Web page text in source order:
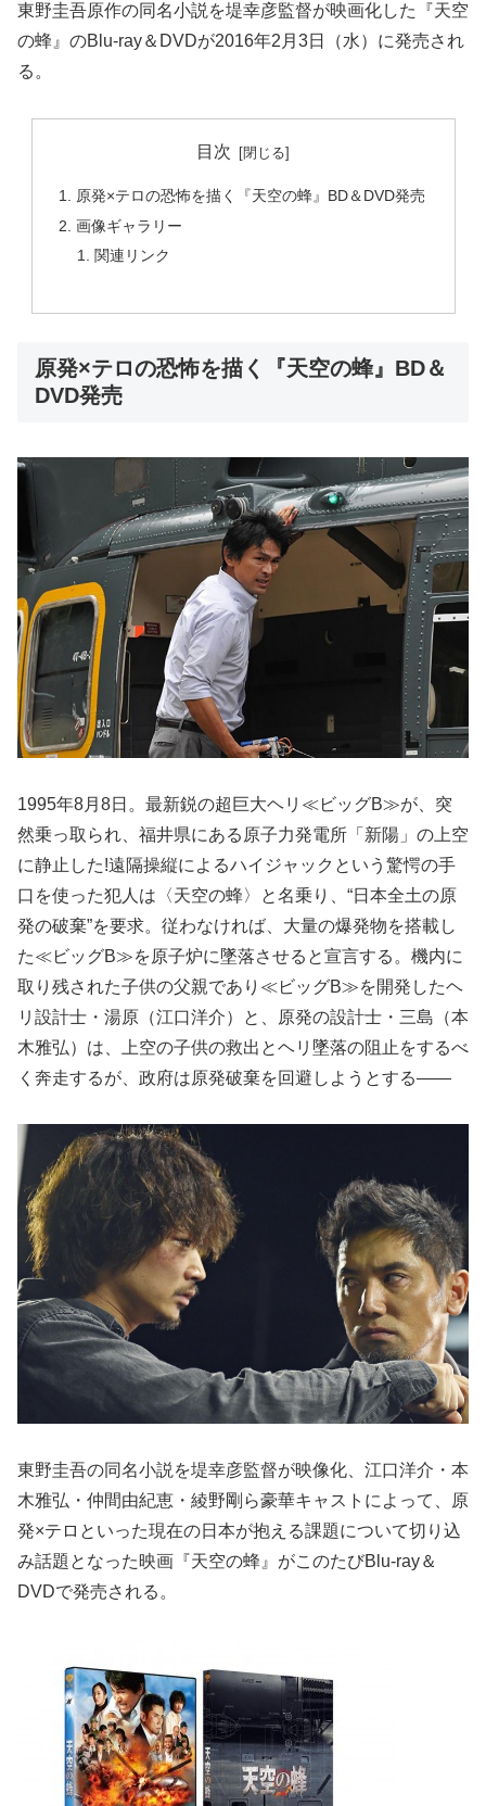
東野圭吾原作の同名小説を堤幸彦監督が映画化した『天空
の蜂』のBlu-ray＆DVDが2016年2月3日（水）に発売され
る。
目次
原発×テロの恐怖を描く『天空の蜂』BD＆DVD発売
画像ギャラリー
関連リンク
原発×テロの恐怖を描く『天空の蜂』BD＆
DVD発売
1995年8月8日。最新鋭の超巨大ヘリ≪ビッグB≫が、突
然乗っ取られ、福井県にある原子力発電所「新陽」の上空
に静止した!遠隔操縦によるハイジャックという驚愕の手
口を使った犯人は〈天空の蜂〉と名乗り、“日本全土の原
発の破棄”を要求。従わなければ、大量の爆発物を搭載し
た≪ビッグB≫を原子炉に墜落させると宣言する。機内に
取り残された子供の父親であり≪ビッグB≫を開発したヘ
リ設計士・湯原（江口洋介）と、原発の設計士・三島（本
木雅弘）は、上空の子供の救出とヘリ墜落の阻止をするべ
く奔走するが、政府は原発破棄を回避しようとする――
東野圭吾の同名小説を堤幸彦監督が映像化、江口洋介・本
木雅弘・仲間由紀恵・綾野剛ら豪華キャストによって、原
発×テロといった現在の日本が抱える課題について切り込
み話題となった映画『天空の蜂』がこのたびBlu-ray＆
DVDで発売される。